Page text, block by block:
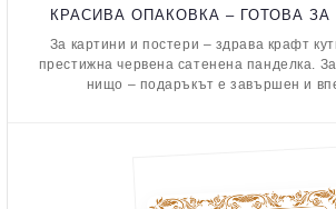
КРАСИВА ОПАКОВКА – ГОТОВА
За картини и постери – здрава крафт
престижна червена сатенена панделка.
нищо – подаръкът е завършен и